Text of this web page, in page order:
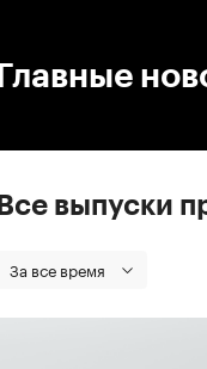
Главные
Все выпуски
За все время